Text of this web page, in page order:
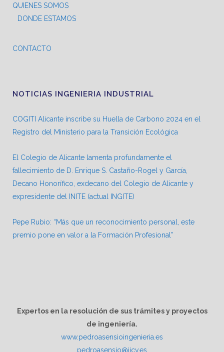
QUIENES SOMOS
DONDE ESTAMOS
CONTACTO
NOTICIAS INGENIERIA INDUSTRIAL
COGITI Alicante inscribe su Huella de Carbono 2024 en el
Registro del Ministerio para la Transición Ecológica
El Colegio de Alicante lamenta profundamente el
fallecimiento de D. Enrique S. Castaño-Rogel y García,
Decano Honorífico, exdecano del Colegio de Alicante y
expresidente del INITE (actual INGITE)
Pepe Rubio: “Más que un reconocimiento personal, este
premio pone en valor a la Formación Profesional”
Expertos en la resolución de sus trámites y proyectos
de ingeniería.
www.pedroasensioingenieria.es
pedroasensio@iicv.es